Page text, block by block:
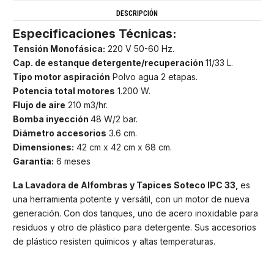
DESCRIPCIÓN
Especificaciones Técnicas:
Tensión Monofásica: 220 V 50-60 Hz.
Cap. de estanque detergente/recuperación 11/33 L.
Tipo motor aspiración Polvo agua 2 etapas.
Potencia total motores 1.200 W.
Flujo de aire 210 m3/hr.
Bomba inyección 48 W/2 bar.
Diámetro accesorios 3.6 cm.
Dimensiones: 42 cm x 42 cm x 68 cm.
Garantía: 6 meses
La Lavadora de Alfombras y Tapices Soteco IPC 33, es
una herramienta potente y versátil, con un motor de nueva
generación. Con dos tanques, uno de acero inoxidable para
residuos y otro de plástico para detergente. Sus accesorios
de plástico resisten químicos y altas temperaturas.